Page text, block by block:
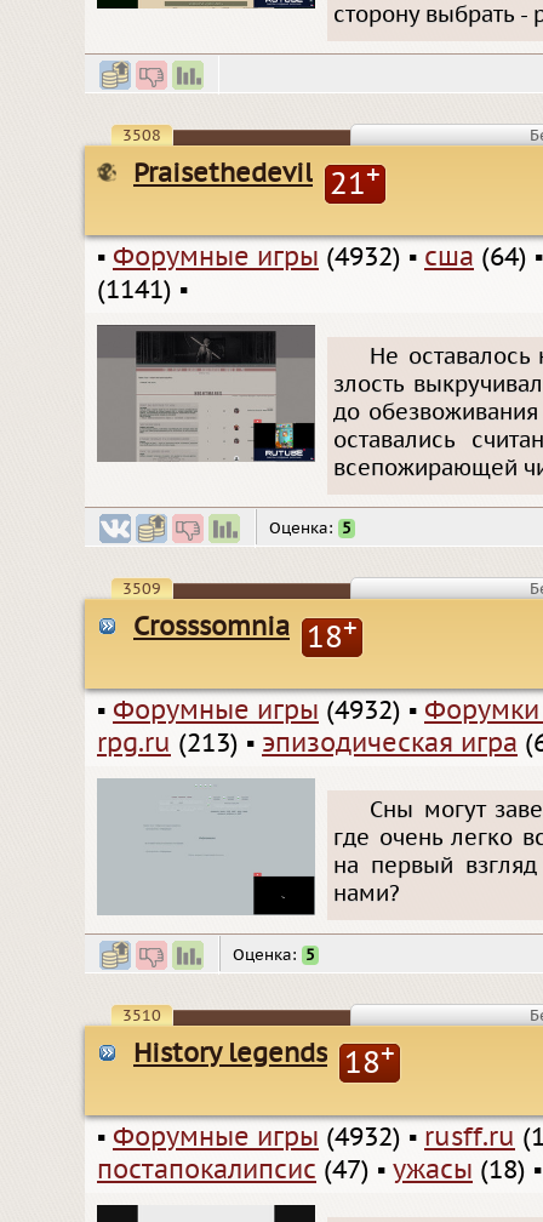
сторону выбрать -
3508
Praisethedevil 21+
▪ Форумные игры (4932) ▪ сша (64)
(1141) ▪
Не оставалось
злость
до
оставались
всепожирающей
Оценка: 5
3509
Crosssomnia 18+
▪ Форумные игры (4932) ▪
rpg.ru (213) ▪ эпизодическая игра
Сны могут
где очень легко
на первый
нами?
Оценка: 5
3510
History legends 18+
▪ Форумные игры (4932) ▪ rusff.ru
постапокалипсис (47) ▪ ужасы (18)